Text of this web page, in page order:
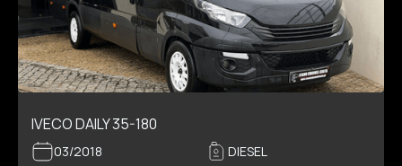
IVECO DAILY 35-180
03/2018 DIESEL